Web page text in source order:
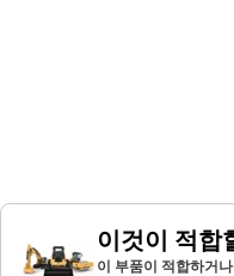
이것이 적합
이 부품이 적합하거